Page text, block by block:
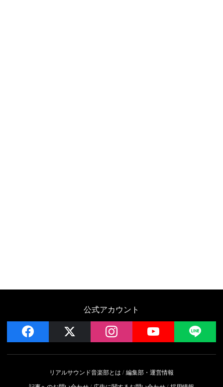
公式アカウント
facebook instagram YouTube
リアルサウンド音楽部とは
編集部・運営情報